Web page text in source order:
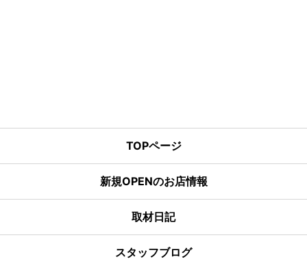
TOPページ
新規OPENのお店情報
取材日記
スタッフブログ